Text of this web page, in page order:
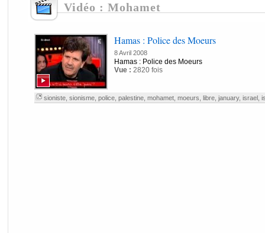
Vidéo : Mohamet
Hamas : Police des Moeurs
8 Avril 2008
Hamas : Police des Moeurs
Vue : 2820 fois
sioniste, sionisme, police, palestine, mohamet, moeurs libre, january, israel,